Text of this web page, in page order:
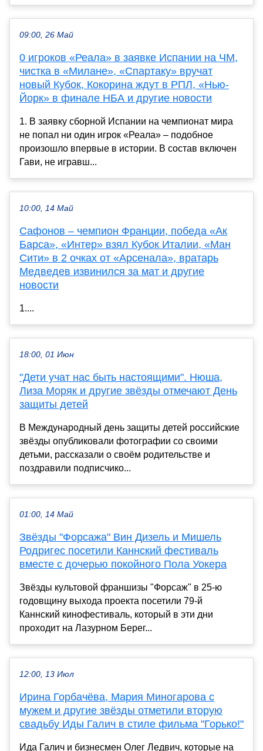
09:00, 26 Май
0 игроков «Реала» в заявке Испании на ЧМ,
чистка в «Милане», «Спартаку» вручат
новый Кубок, Кокорина ждут в РПЛ, «Нью-
Йорк» в финале НБА и другие новости
1. В заявку сборной Испании на чемпионат мира
не попал ни один игрок «Реала» – подобное
произошло впервые в истории. В состав включен
Гави, не игравш...
10:00, 14 Май
Сафонов – чемпион Франции, победа «Ак
Барса», «Интер» взял Кубок Италии, «Ман
Сити» в 2 очках от «Арсенала», вратарь
Медведев извинился за мат и другие
новости
1....
18:00, 01 Июн
"Дети учат нас быть настоящими". Нюша,
Лиза Моряк и другие звёзды отмечают День
защиты детей
В Международный день защиты детей российские
звёзды опубликовали фотографии со своими
детьми, рассказали о своём родительстве и
поздравили подписчико...
01:00, 14 Май
Звёзды "Форсажа" Вин Дизель и Мишель
Родригес посетили Каннский фестиваль
вместе с дочерью покойного Пола Уокера
Звёзды культовой франшизы "Форсаж" в 25-ю
годовщину выхода проекта посетили 79-й
Каннский кинофестиваль, который в эти дни
проходит на Лазурном Берег...
12:00, 13 Июл
Ирина Горбачёва, Мария Миногарова с
мужем и другие звёзды отметили вторую
свадьбу Иды Галич в стиле фильма "Горько!"
Ида Галич и бизнесмен Олег Ледвич, которые на